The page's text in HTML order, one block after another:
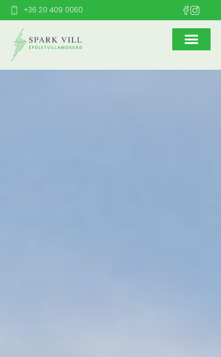
+36 20 409 0060